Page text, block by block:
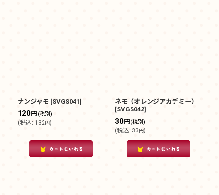
ナンジャモ [SVGS041]
120円 (税別)
(税込: 132円)
ネモ（オレンジアカデミー）
[SVGS042]
30円 (税別)
(税込: 33円)